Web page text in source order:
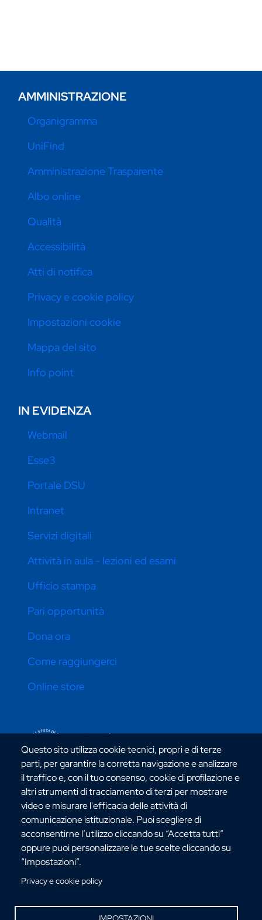
Questo sito utilizza cookie tecnici, propri e di terze
parti, per garantire la corretta navigazione e analizzare
il traffico e, con il tuo consenso, cookie di profilazione e
altri strumenti di tracciamento di terzi per mostrare
video e misurare l'efficacia delle attività di
comunicazione istituzionale. Puoi scegliere di
acconsentirne l’utilizzo cliccando su “Accetta tutti”
oppure puoi personalizzare le tue scelte cliccando su
“Impostazioni”.
Privacy e cookie policy
CONTATTI ATENEO
Via dell'Università, 25 - 89124 Reggio Calabria
C.F. 80006510806
URP:urp@unirc.it
PEC:amministrazione@pec.unirc.it
©Copyright 2025 - Università degli Studi
AMMINISTRAZIONE
Organigramma
UniFind
Amministrazione Trasparente
Albo online
Qualità
Accessibilità
Atti di notifica
Privacy e cookie policy
Impostazioni cookie
Mappa del sito
Info point
IN EVIDENZA
Webmail
Esse3
Portale DSU
Intranet
Servizi digitali
Attività in aula - lezioni ed esami
Ufficio stampa
Pari opportunità
Dona ora
Come raggiungerci
Online store